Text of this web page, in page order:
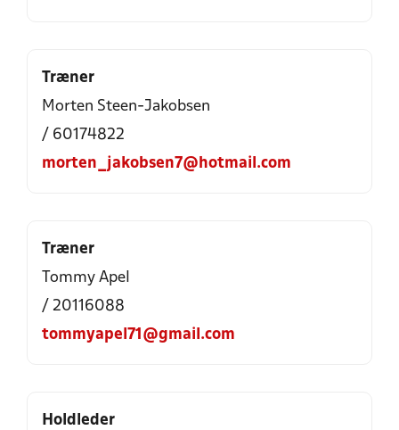
Træner
Morten Steen-Jakobsen
/ 60174822
morten_jakobsen7@hotmail.com
Træner
Tommy Apel
/ 20116088
tommyapel71@gmail.com
Holdleder